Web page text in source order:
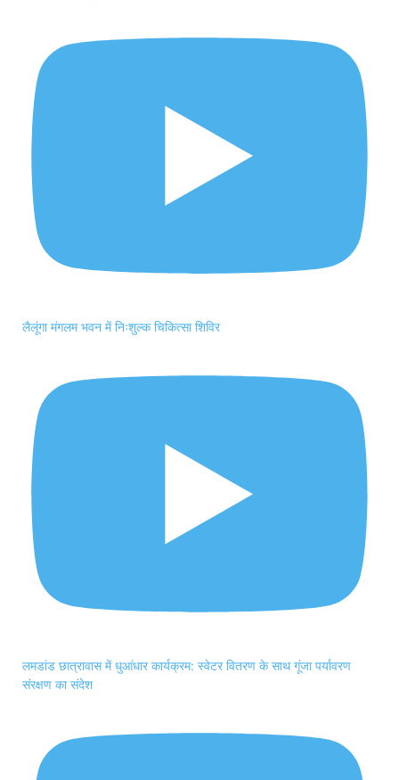
लैलूंगा मंगलम भवन में निःशुल्क चिकित्सा शिविर
लमडांड छात्रावास में धुआंधार कार्यक्रम: स्वेटर वितरण के साथ गूंजा पर्यावरण
संरक्षण का संदेश